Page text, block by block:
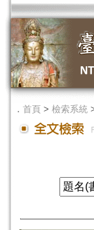
． 首頁 > 檢索系統